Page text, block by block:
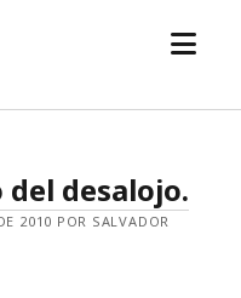
abrir
del desalojo.
2010 POR SALVADOR